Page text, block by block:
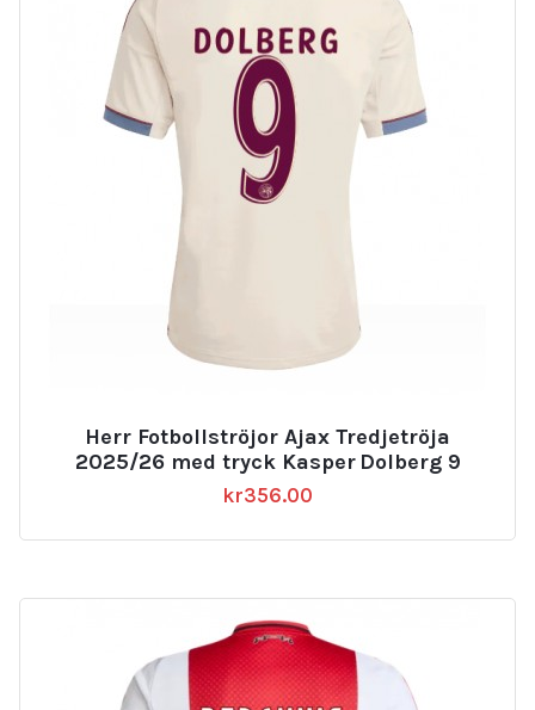
Herr Fotbollströjor Ajax Tredjetröja
2025/26 med tryck Kasper Dolberg 9
kr356.00